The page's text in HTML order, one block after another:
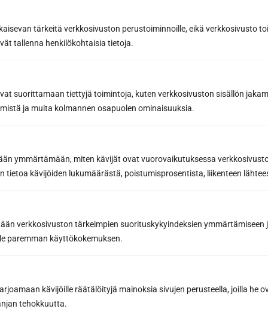
tärkeitä verkkosivuston perustoiminnoille, eikä verkkosivusto
tallenna henkilökohtaisia tietoja.
suorittamaan tiettyjä toimintoja, kuten verkkosivuston sisällön
ja muita kolmannen osapuolen ominaisuuksia.
ymmärtämään, miten kävijät ovat vuorovaikutuksessa
tietoa kävijöiden lukumäärästä, poistumisprosentista, liikenteen
verkkosivuston tärkeimpien suorituskykyindeksien ymmärtämiseen
paremman käyttökokemuksen.
kävijöille räätälöityjä mainoksia sivujen perusteella, joilla he
tehokkuutta.
Subscribe to the newsletter
sauna renovation from a sauna construction
professional
Email address *
Subscribe to the newsletter
By subscribing, you agree to Sun Sauna Oy's
Privacy Policy.
You can cancel your subscription at any time and you will not be